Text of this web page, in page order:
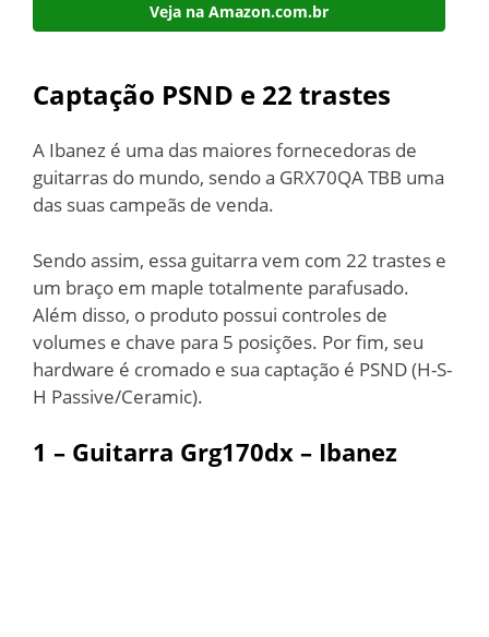
Veja na Amazon.com.br
Captação PSND e 22 trastes
A Ibanez é uma das maiores fornecedoras de
guitarras do mundo, sendo a GRX70QA TBB uma
das suas campeãs de venda.
Sendo assim, essa guitarra vem com 22 trastes e
um braço em maple totalmente parafusado.
Além disso, o produto possui controles de
volumes e chave para 5 posições. Por fim, seu
hardware é cromado e sua captação é PSND (H-S-
H Passive/Ceramic).
1 – Guitarra Grg170dx – Ibanez